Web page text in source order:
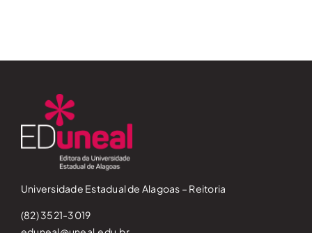
Universidade Estadual de Alagoas – Reitoria
(82) 3521-3019